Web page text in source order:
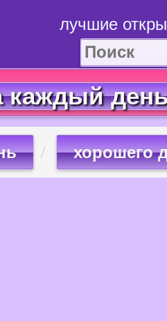
лучшие
каждый
хорошего